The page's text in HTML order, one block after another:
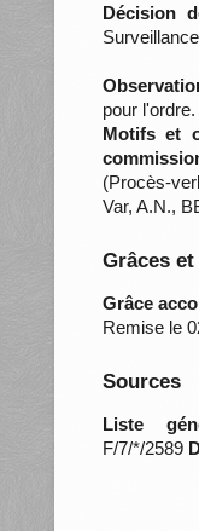
Décision
Surveillance
pour l'ordre.
Motifs et
(Procès-
Var, A.N.,
Grâces
Grâce
Remise le
Sources
Liste
F/7/*/2589